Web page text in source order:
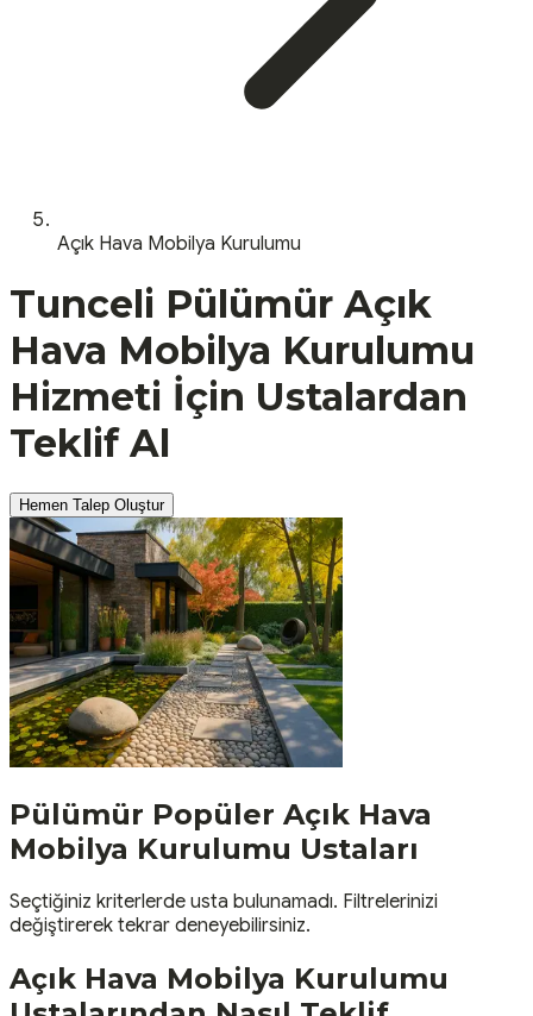
Açık Hava Mobilya Kurulumu
Tunceli Pülümür Açık
Hava Mobilya Kurulumu
Hizmeti İçin Ustalardan
Teklif Al
Hemen Talep Oluştur
Pülümür Popüler Açık Hava
Mobilya Kurulumu Ustaları
Seçtiğiniz kriterlerde usta bulunamadı. Filtrelerinizi
değiştirerek tekrar deneyebilirsiniz.
Açık Hava Mobilya Kurulumu